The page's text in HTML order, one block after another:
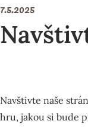
7.5.2025
Navštivte naše
hru, jakou si bude